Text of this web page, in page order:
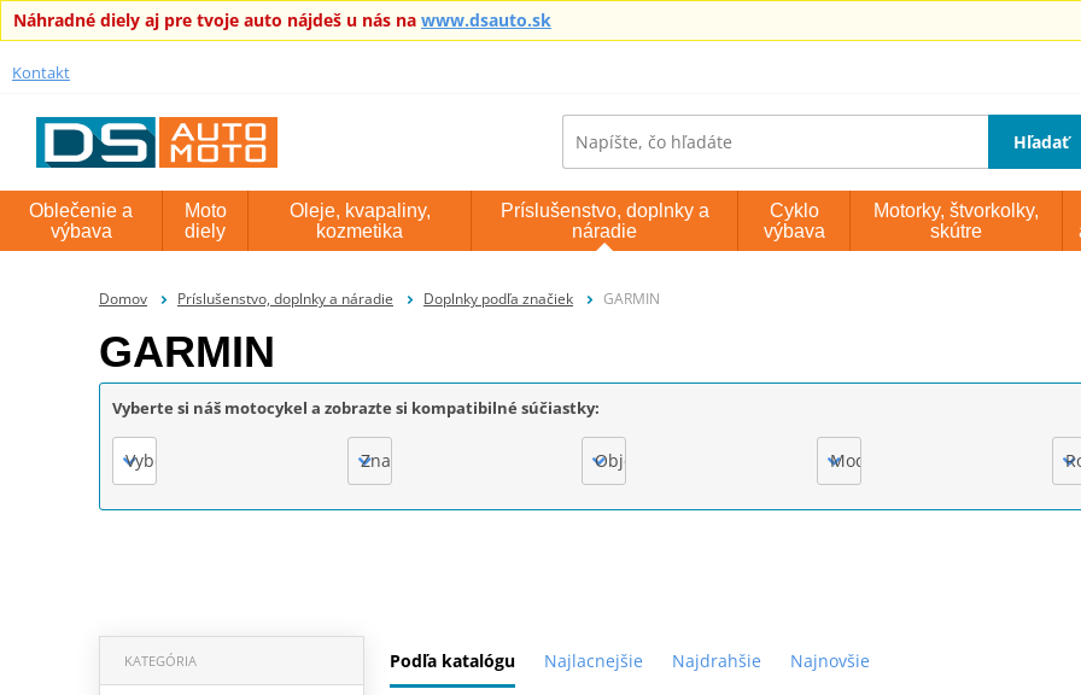
Náhradné diely aj pre tvoje auto nájdeš u nás na www.dsauto.sk
Kontakt
Hľadať
Oblečenie a
výbava
Moto
diely
Oleje, kvapaliny,
kozmetika
Príslušenstvo, doplnky a
náradie
Cyklo
výbava
Motorky, štvorkolky,
skútre
Domov Príslušenstvo, doplnky a náradie Doplnky podľa značiek GARMIN
GARMIN
Vyberte si náš motocykel a zobrazte si kompatibilné súčiastky:
Vyberte Značka Objem motora Model
Podľa katalógu Najlacnejšie Najdrahšie Najnovšie
KATEGÓRIA